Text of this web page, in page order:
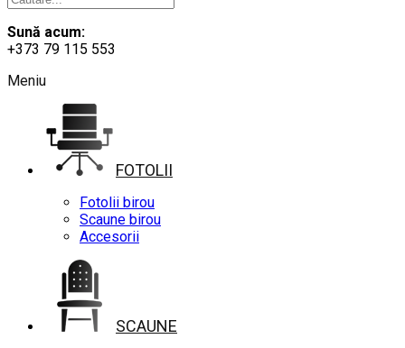
Sună acum:
+373 79 115 553
Meniu
FOTOLII
Fotolii birou
Scaune birou
Accesorii
SCAUNE